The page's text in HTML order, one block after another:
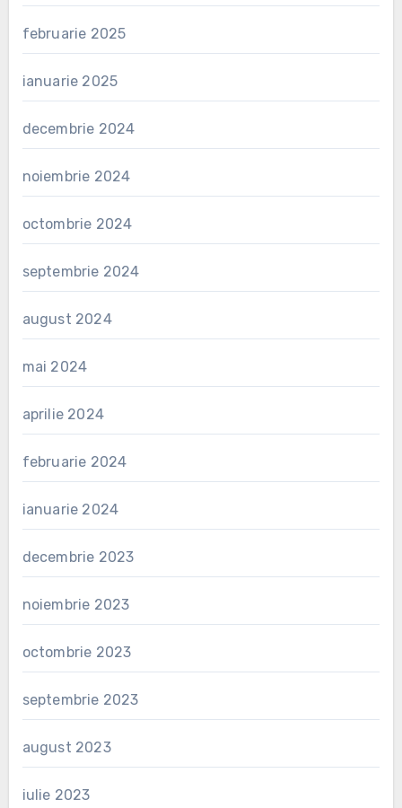
februarie 2025
ianuarie 2025
decembrie 2024
noiembrie 2024
octombrie 2024
septembrie 2024
august 2024
mai 2024
aprilie 2024
februarie 2024
ianuarie 2024
decembrie 2023
noiembrie 2023
octombrie 2023
septembrie 2023
august 2023
iulie 2023